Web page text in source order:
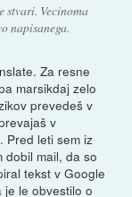
stvari. Vecinoma
napisanega.
Za resne
marsikdaj zelo
prevedeš v
v
Pred leti sem iz
dobil mail, da so
tekst v Google
je le obvestilo o